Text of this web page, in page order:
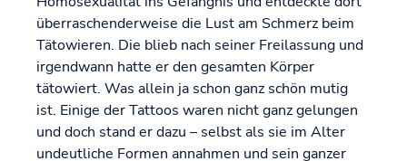
überraschenderweise die Lust am Schmerz beim
Tätowieren. Die blieb nach seiner Freilassung und
irgendwann hatte er den gesamten Körper
tätowiert. Was allein ja schon ganz schön mutig
ist. Einige der Tattoos waren nicht ganz gelungen
und doch stand er dazu – selbst als sie im Alter
undeutliche Formen annahmen und sein ganzer